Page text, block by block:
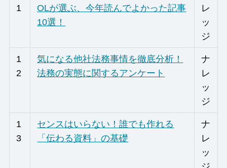
1
OLが選ぶ、今年読んでよかった記事
10選！
レ
ッ
ジ
1
2
気になる他社法務事情を徹底分析！
法務の実態に関するアンケート
ナ
レ
ッ
ジ
1
3
センスはいらない！誰でも作れる
「伝わる資料」の基礎
ナ
レ
ッ